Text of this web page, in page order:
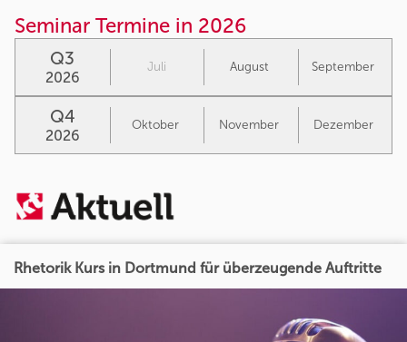
Rhetorik Kurs in Dortmund für überzeugende Auftritte
Seminar Termine in 2026
Q3
2026
Juli August September
Q4
2026
Oktober November Dezember